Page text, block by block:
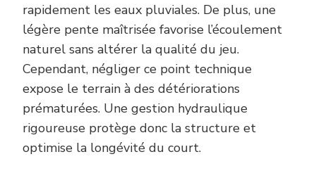
rapidement les eaux pluviales. De plus, une
légère pente maîtrisée favorise l’écoulement
naturel sans altérer la qualité du jeu.
Cependant, négliger ce point technique
expose le terrain à des détériorations
prématurées. Une gestion hydraulique
rigoureuse protège donc la structure et
optimise la longévité du court.